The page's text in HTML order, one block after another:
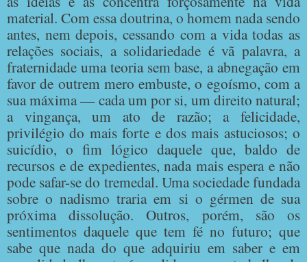
material. Com essa doutrina, o homem nada sendo
antes, nem depois, cessando com a vida todas as
relações sociais, a solidariedade é vã palavra, a
fraternidade uma teoria sem base, a abnegação em
favor de outrem mero embuste, o egoísmo, com a
sua máxima — cada um por si, um direito natural;
a vingança, um ato de razão; a felicidade,
privilégio do mais forte e dos mais astuciosos; o
suicídio, o fim lógico daquele que, baldo de
recursos e de expedientes, nada mais espera e não
pode safar-se do tremedal. Uma sociedade fundada
sobre o nadismo traria em si o gérmen de sua
próxima dissolução. Outros, porém, são os
sentimentos daquele que tem fé no futuro; que
sabe que nada do que adquiriu em saber e em